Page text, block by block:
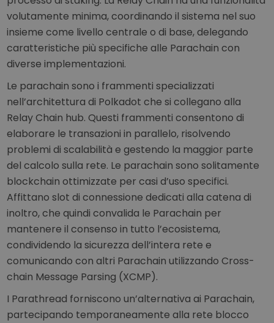
volutamente minima, coordinando il sistema nel suo
insieme come livello centrale o di base, delegando
caratteristiche più specifiche alle Parachain con
diverse implementazioni.
Le parachain sono i frammenti specializzati
nell’architettura di Polkadot che si collegano alla
Relay Chain hub. Questi frammenti consentono di
elaborare le transazioni in parallelo, risolvendo
problemi di scalabilità e gestendo la maggior parte
del calcolo sulla rete. Le parachain sono solitamente
blockchain ottimizzate per casi d’uso specifici.
Affittano slot di connessione dedicati alla catena di
inoltro, che quindi convalida le Parachain per
mantenere il consenso in tutto l’ecosistema,
condividendo la sicurezza dell’intera rete e
comunicando con altri Parachain utilizzando Cross-
chain Message Parsing (XCMP).
I Parathread forniscono un’alternativa ai Parachain,
partecipando temporaneamente alla rete blocco